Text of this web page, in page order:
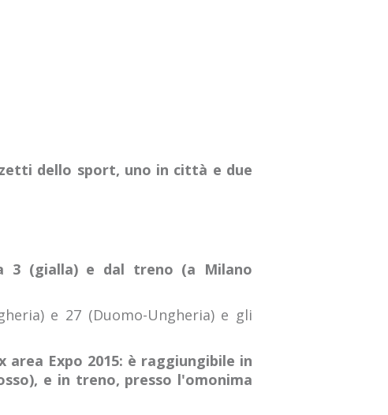
dello sport, uno in città e due
3 (gialla) e dal treno (a Milano
e 27 (Duomo-Ungheria) e gli
area Expo 2015: è raggiungibile in
e in treno, presso l'omonima